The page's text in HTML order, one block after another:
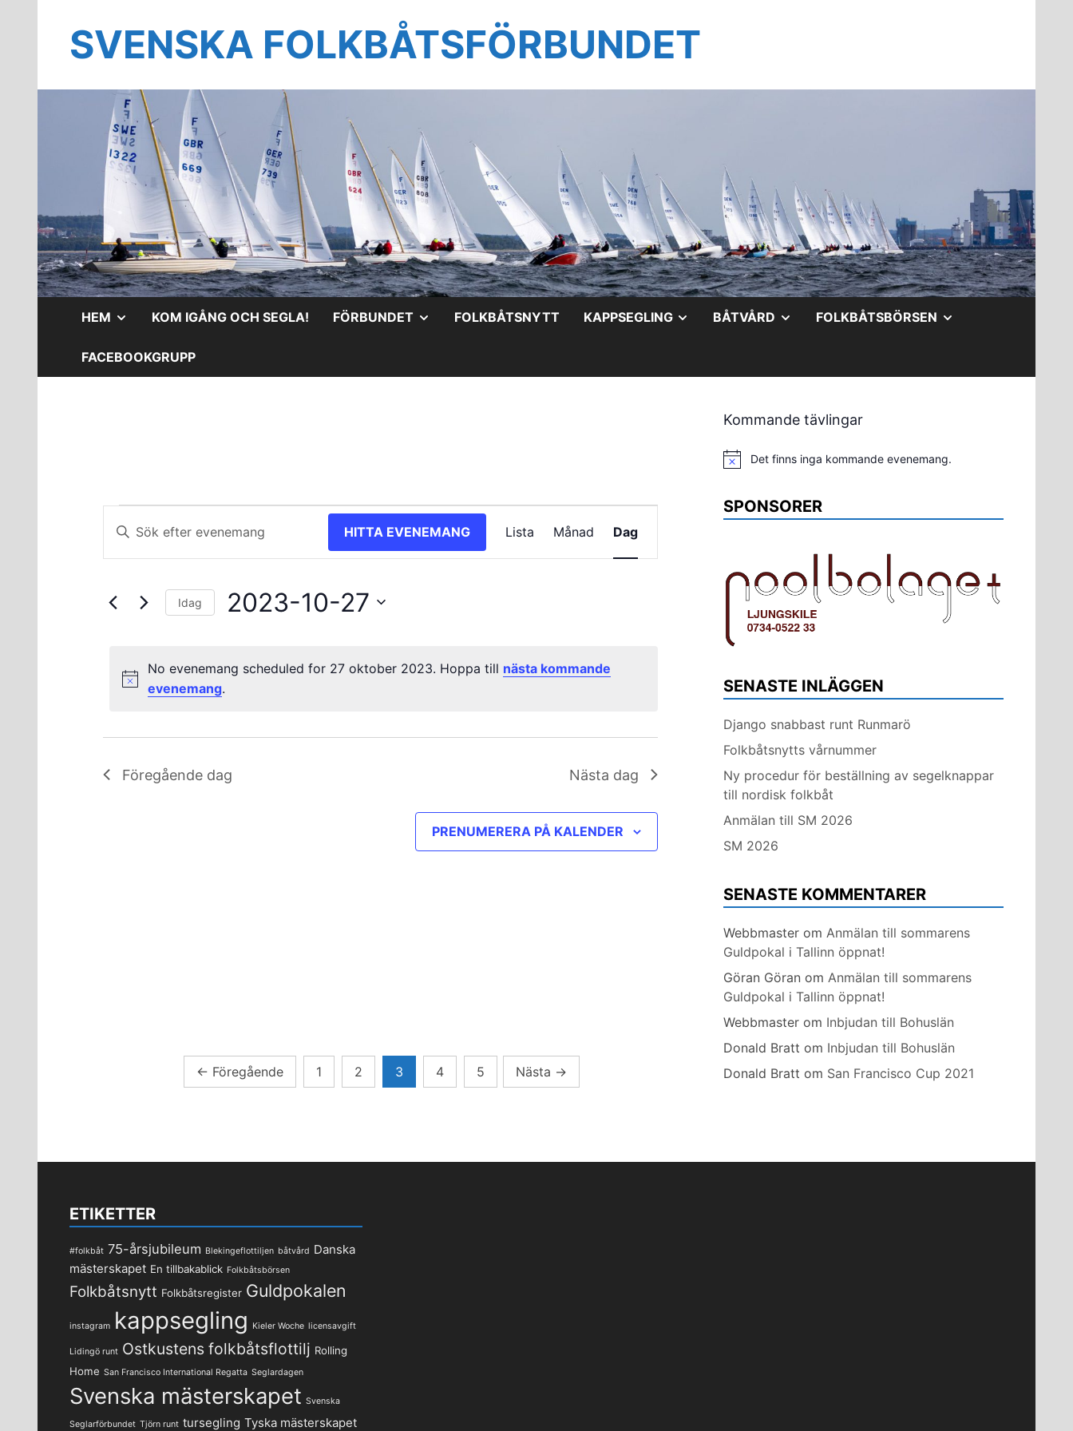
innehållSVENSKA FOLKBÅTSFÖRBUNDET
HEM VISA
UNDERMENY
KOM IGÅNG OCH SEGLA! FÖRBUNDET VISAFOLKBÅTSNYTT KAPPSEGLING VISABÅTVÅRD VISAFOLKBÅTSBÖRSEN
FACEBOOKGRUPP
Evenemang
för
27
2023No evenemang scheduled for 27 oktober 2023. Hoppa till nästa kommande
evenemang.
Views
Ange
nyckelord.
Sök
Evenemang
HITTA EVENEMANG
vynavigering
Lista Månad Dag
Idag 2023-10-27
Föregående dag Nästa dag
PRENUMERERA PÅ KALENDER
← Föregående 1 2 3 4 5 Nästa →
Kommande tävlingar
Notis Det finns inga kommande evenemang.
SPONSORER
SENASTE INLÄGGEN
Django snabbast runt Runmarö
Folkbåtsnytts vårnummer
Ny procedur för beställning av segelknappar
till nordisk folkbåt
Anmälan till SM 2026
SM 2026
SENASTE KOMMENTARER
Webbmaster om Anmälan till sommarens
Guldpokal i Tallinn öppnat!
Göran Göran om Anmälan till sommarens
Guldpokal i Tallinn öppnat!
Webbmaster om Inbjudan till Bohuslän
Donald Bratt om Inbjudan till Bohuslän
Donald Bratt om San Francisco Cup 2021
ETIKETTER
#folkbåt 75-årsjubileum Blekingeflottiljen båtvård Danska
mästerskapet En tillbakablick Folkbåtsbörsen
Folkbåtsnytt Folkbåtsregister Guldpokalen
instagram kappsegling Kieler Woche licensavgift
Lidingö runt Ostkustens folkbåtsflottilj Rolling
Home San Francisco International Regatta Seglardagen
Svenska mästerskapet Svenska
Seglarförbundet Tjörn runt tursegling Tyska mästerskapet